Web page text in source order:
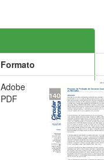
Formato
Adobe
PDF